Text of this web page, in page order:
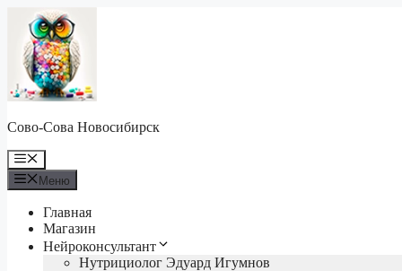
Перейти
содержимому
Сово-Сова Новосибирск
Меню
Меню
Главная
Магазин
Нейроконсультант
Нутрициолог Эдуард Игумнов